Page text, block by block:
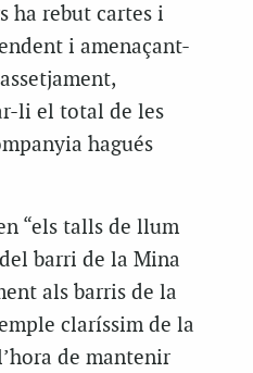
ha rebut cartes i
i amenaçant-
li el total de les
hagués
“els talls de llum
barri de la Mina
als barris de la
claríssim de la
de mantenir